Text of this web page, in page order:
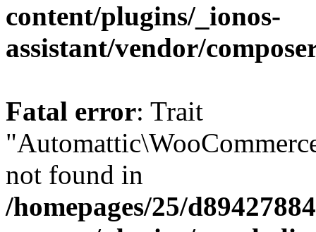
content/plugins/_ionos-
assistant/vendor/
Fatal error: Trait
not found in
/homepages/25/